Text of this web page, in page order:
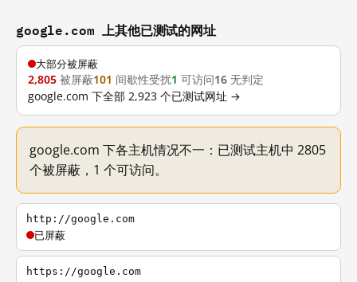
google.com 上其他已测试的网址
大部分被屏蔽
2,805 被屏蔽101 间歇性受扰1 可访问16 无判定
google.com 下全部 2,923 个已测试网址 →
google.com 下各主机情况不一：已测试主机中 2805
个被屏蔽，1 个可访问。
http://google.com
已屏蔽
https://google.com